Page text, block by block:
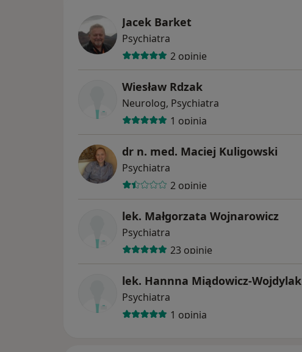
Jacek Barket
Psychiatra
2 opinie
Wiesław Rdzak
Neurolog, Psychiatra
1 opinia
dr n. med. Maciej Kuligowski
Psychiatra
2 opinie
lek. Małgorzata Wojnarowicz
Psychiatra
23 opinie
lek. Hannna Miądowicz-Wojdylak
Psychiatra
1 opinia